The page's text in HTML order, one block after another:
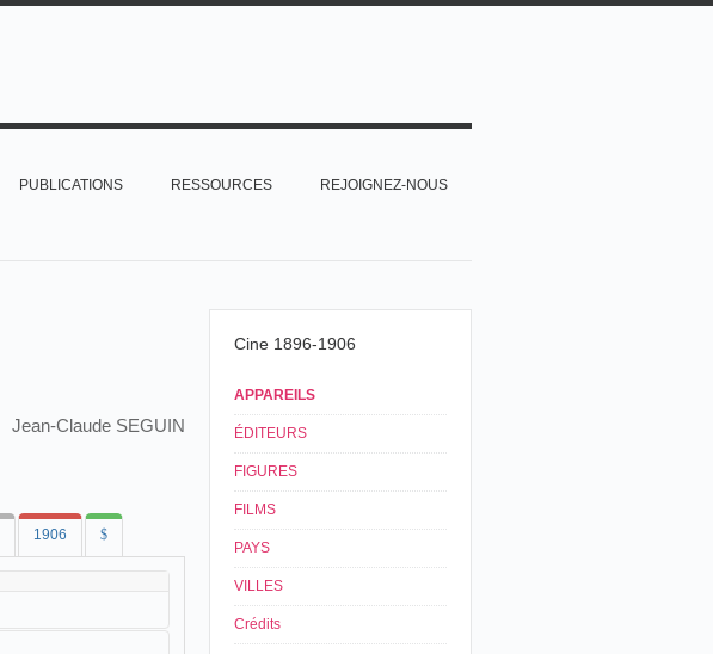
PUBLICATIONS RESSOURCES REJOIGNEZ-NOUS
Jean-Claude SEGUIN
1906 $
Cine 1896-1906
APPAREILS
ÉDITEURS
FIGURES
FILMS
PAYS
VILLES
Crédits